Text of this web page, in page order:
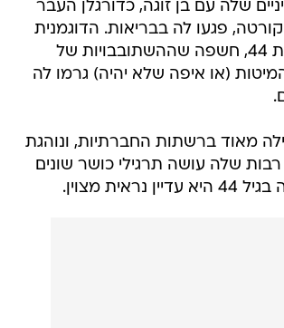
שלה עם בן זוגה, כדורגלן העבר
פגעו לה בבריאות. הדוגמנית
לשעבר, כיום בת 44, חשפה שההשתובבויות של
(או איפה שלא יהיה) גרמו לה
מאוד ברשתות החברתיות, ונוהגת
שלה עושה תרגילי כושר שונים
מצוין.